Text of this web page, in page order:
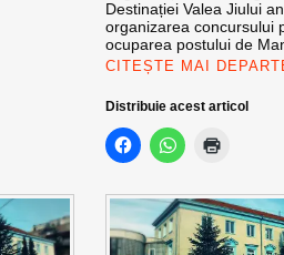
Destinației Valea Jiului
organizarea concursului
ocuparea postului de
CITEȘTE MAI
Distribuie acest articol